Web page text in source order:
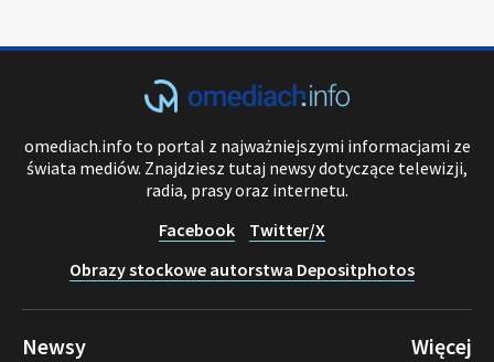
omediach.info to portal z najważniejszymi informacjami ze
świata mediów. Znajdziesz tutaj newsy dotyczące telewizji,
radia, prasy oraz internetu.
Facebook
Twitter/X
Obrazy stockowe autorstwa Depositphotos
Newsy Więcej